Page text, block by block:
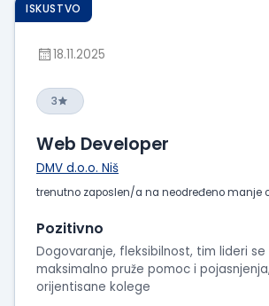
ISKUSTVO
18.11.2025
3
Web Developer
DMV d.o.o. Niš
trenutno zaposlen/a na neodređeno manje
Pozitivno
Dogovaranje, fleksibilnost, tim lideri
maksimalno pruže pomoc i
orijentisane kolege